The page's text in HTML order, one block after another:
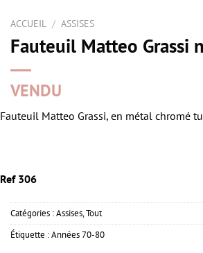
ACCUEIL / ASSISES
Fauteuil Matteo Grassi
VENDU
Fauteuil Matteo Grassi, en métal chromé
Ref 306
Catégories :Assises,Tout
Étiquette :Années 70-80